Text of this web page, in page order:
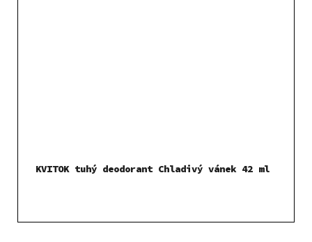
KVITOK tuhý deodorant Chladivý vánek 42 ml